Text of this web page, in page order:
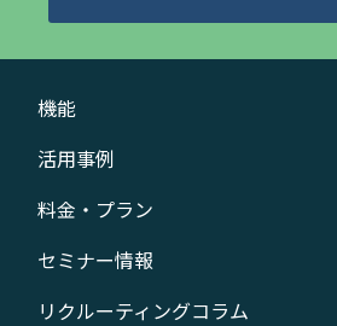
機能
活用事例
料金・プラン
セミナー情報
リクルーティングコラム